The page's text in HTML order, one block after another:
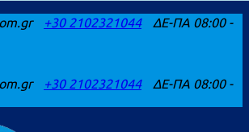
+30 2102321044
ΔΕ-ΠΑ 08:00 -
+30 2102321044
ΔΕ-ΠΑ 08:00 -